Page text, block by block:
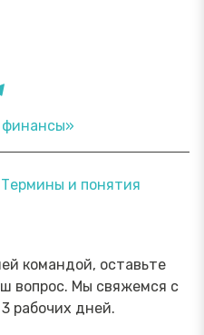
Термины и понятия
командой, оставьте
вопрос. Мы свяжемся с
рабочих дней.